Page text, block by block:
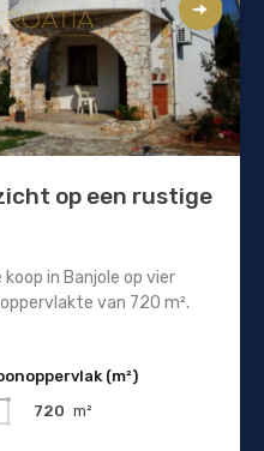
op een rustige
in Banjole op vier
van 720 m².
(m²)
720 m²